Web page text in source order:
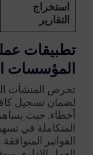
استخراج
التقارير
تطبيقات
المؤسسات
تحرص المنشآت
لضمان تسجيل
أخطاء. حيث
المتكاملة في
الفواتير